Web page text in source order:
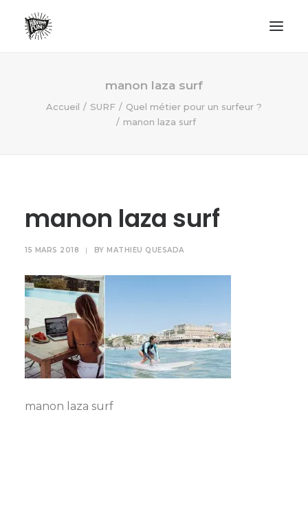
AVENTURES
manon laza surf
Accueil SURF
Quel métier pour un surfeur ?
manon laza surf
manon laza surf
15 MARS 2018 | BY MATHIEU QUESADA
manon laza surf